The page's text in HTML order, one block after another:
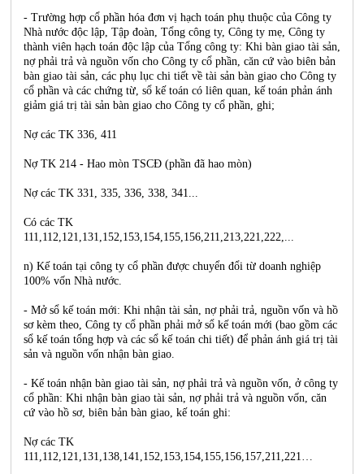
- Trường hợp cổ phần hóa đơn vị hạch toán phụ thuộc của Công ty
Nhà nước độc lập, Tập đoàn, Tổng công ty, Công ty mẹ, Công ty
thành viên hạch toán độc lập của Tổng công ty: Khi bàn giao tài sản,
nợ phải trả và nguồn vốn cho Công ty cổ phần, căn cứ vào biên bản
bàn giao tài sản, các phụ lục chi tiết về tài sản bàn giao cho Công ty
cổ phần và các chứng từ, sổ kế toán có liên quan, kế toán phản ánh
giảm giá trị tài sản bàn giao cho Công ty cổ phần, ghi;
Nợ các TK 336, 411
Nợ TK 214 - Hao mòn TSCĐ (phần đã hao mòn)
Nợ các TK 331, 335, 336, 338, 341...
Có các TK
111,112,121,131,152,153,154,155,156,211,213,221,222,...
n) Kế toán tại công ty cổ phần được chuyển đổi từ doanh nghiệp
100% vốn Nhà nước.
- Mở sổ kế toán mới: Khi nhận tài sản, nợ phải trả, nguồn vốn và hồ
sơ kèm theo, Công ty cổ phần phải mở sổ kế toán mới (bao gồm các
sổ kế toán tổng hợp và các sổ kế toán chi tiết) để phản ánh giá trị tài
sản và nguồn vốn nhận bàn giao.
- Kế toán nhận bàn giao tài sản, nợ phải trả và nguồn vốn, ở công ty
cổ phần: Khi nhận bàn giao tài sản, nợ phải trả và nguồn vốn, căn
cứ vào hồ sơ, biên bản bàn giao, kế toán ghi:
Nợ các TK
111,112,121,131,138,141,152,153,154,155,156,157,211,221…